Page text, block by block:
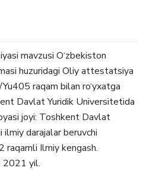
mavzusi O‘zbekiston
huzuridagi Oliy attestatsiya
raqam bilan ro‘yxatga
Davlat Yuridik Universitetida
joyi: Toshkent Davlat
darajalar beruvchi
raqamli Ilmiy kengash.
2021 yil.